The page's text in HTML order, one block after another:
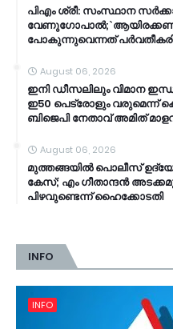
പിഎം ശ്രീ: സംസ്ഥാന
പോകുന്നുവെന്നത്
August 06, 2026
ഇനി ഡീസലിലും വിമാന
ഇ50 പെട്രോളും വരുമെന്ന്
ബിജെപി നേതാവ് അമിത്
August 06, 2026
മുത്തങ്ങയിൽ പൊലീസ്
കേസ്; ​എം ഗീതാന്ദൻ
പിഴവുണ്ടെന്ന് ഹൈക്കോടതി
INFO
INFO